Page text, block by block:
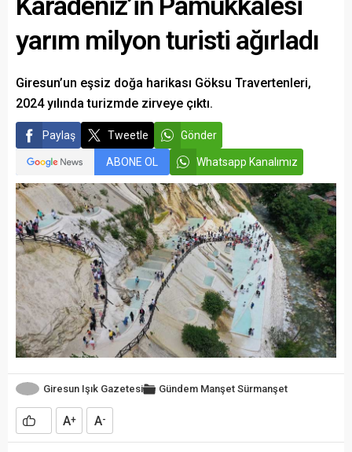
yarım milyon turisti ağırladı
Giresun’un eşsiz doğa harikası Göksu Travertenleri,
2024 yılında turizmde zirveye çıktı.
Paylaş Tweetle Gönder
ABONE OL Whatsapp Kanalımız
Giresun Işık Gazetesi Gündem Manşet Sürmanşet
A+ A-